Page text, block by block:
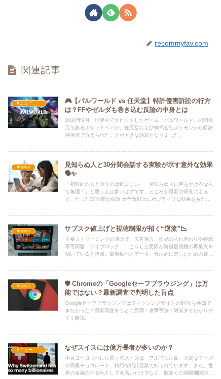
recommyfav.com
関連記事
#ニュース・社会・コラム
🎮【パルワールド vs 任天堂】特許侵害訴訟の行方
は？FFやゼルダも巻き込む反論の中身とは
2024年9月、世界中で大ヒットしたゲーム『パルワールド』の開発
元であるポケットペアが、任天堂および株式会社ポケモンから特許
権侵害で訴えられたことが大きな話題となりました。
#news
見知らぬ人と30分間会話する実験が示す意外な効果
🗣️✨
「初対面の人と話すのは気まずい」「見知らぬ人に声をかけるなん
て無理！」と思う人は多いはずです。ところが最新の研究による
と、たった30分間の会話 が予想以上にポジティブな効果をもたら
#news サブスク値上げと視聴制限が招く“逆流”📉
主要ストリーミングの値上げ、広告導入、作品の入れ替わりや視聴
不可問題、ジオブロック――こうした要因が海賊版視聴の再拡大を
招いていると指摘。最新動向とデータ、合法的に楽しむための選択
#news
🛡️ Chromeの「Googleセーフブラウジング」は万
能ではない？最新調査で判明した盲点
Googleセーフブラウジングはフィッシングサイトの84％を検知で
きなかった？最新調査をもとに原因・攻撃手法・対策までわかりや
すく解説。
なぜスイスには億万長者が多いのか？
中央ヨーロッパに位置するスイスは、アルプス山脈、上質なチーズ
や高級チョコレート、精巧な時計産業で知られています。また、世
界の金融の中心地として名高いだけでなく、数多くの国際機関の本